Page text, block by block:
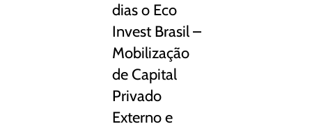
dias o Eco
Invest Brasil –
Mobilização
de Capital
Privado
Externo e